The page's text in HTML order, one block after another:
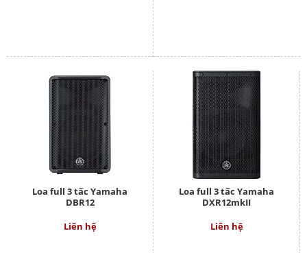
Loa full 3 tấc Yamaha
DBR12
Liên hệ
Loa full 3 tấc Yamaha
DXR12mkII
Liên hệ